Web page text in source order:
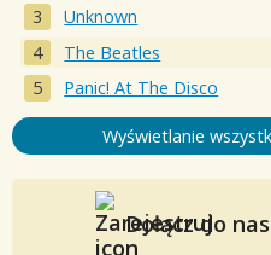
Unknown
The Beatles
Panic! At The Disco
Wyświetlanie
Dołącz do